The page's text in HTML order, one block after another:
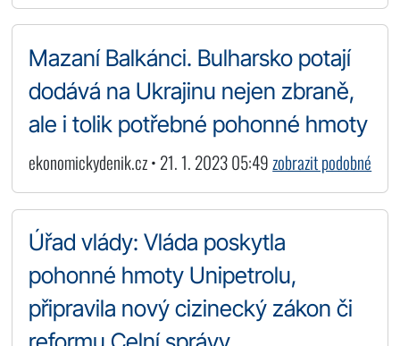
Mazaní Balkánci. Bulharsko potají
dodává na Ukrajinu nejen zbraně,
ale i tolik potřebné pohonné hmoty
ekonomickydenik.cz • 21. 1. 2023 05:49zobrazit podobné
Úřad vlády: Vláda poskytla
pohonné hmoty Unipetrolu,
připravila nový cizinecký zákon či